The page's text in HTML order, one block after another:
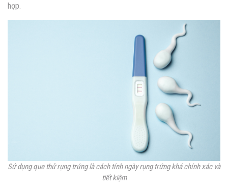
hợp.
Sử dụng que thử rụng trứng là cách tính ngày rụng trứng khá chính xác và
tiết kiệm